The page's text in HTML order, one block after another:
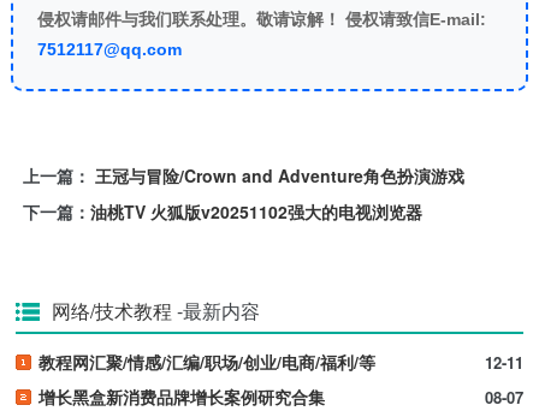
侵权请邮件与我们联系处理。敬请谅解！ 侵权请致信E-mail:
7512117@qq.com
上一篇： 王冠与冒险/Crown and Adventure角色扮演游戏
下一篇： 油桃TV 火狐版v20251102强大的电视浏览器
网络/技术教程 -最新内容
12-11
教程网汇聚/情感/汇编/职场/创业/电商/福利/等
08-07
增长黑盒新消费品牌增长案例研究合集